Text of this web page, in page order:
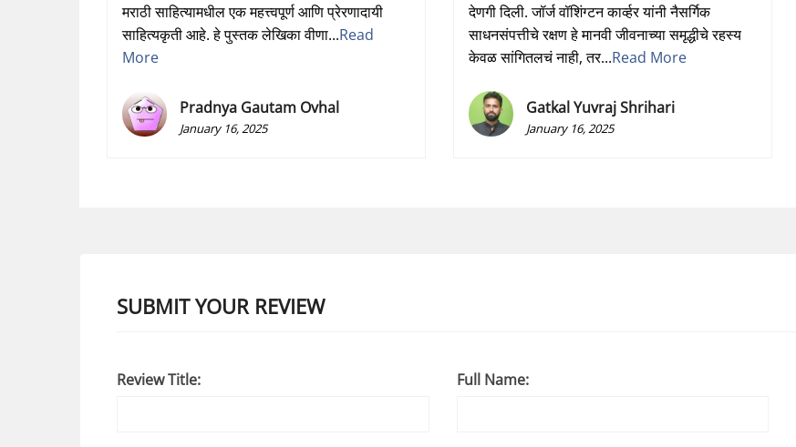
मराठी साहित्यामधील एक महत्त्वपूर्ण आणि प्रेरणादायी
साहित्यकृती आहे. हे पुस्तक लेखिका वीणा...Read
More
Pradnya Gautam Ovhal
January 16, 2025
देणगी दिली. जॉर्ज वॉशिंग्टन कार्व्हर यांनी नैसर्गिक
साधनसंपत्तीचे रक्षण हे मानवी जीवनाच्या समृद्धीचे रहस्य
केवळ सांगितलचं नाही, तर...Read More
Gatkal Yuvraj Shrihari
January 16, 2025
SUBMIT YOUR REVIEW
Review Title: Full Name: